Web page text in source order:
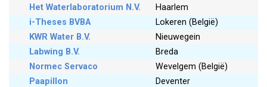
Het Waterlaboratorium N.V.
Haarlem
i-Theses BVBA
Lokeren (België)
KWR Water B.V.
Nieuwegein
Labwing B.V.
Breda
Normec Servaco
Wevelgem (België)
Paapillon
Deventer